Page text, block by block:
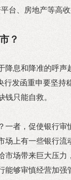
台、房地产等高收
？
降息和降准的呼
行发函重申要坚
钱只能自救。
一者，促使银行审
场上有一些银行
市场带来巨大压力
能够审慎经营加强